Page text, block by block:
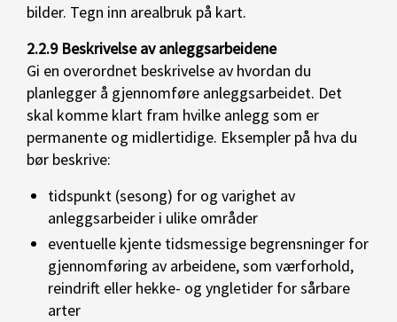
bilder. Tegn inn arealbruk på kart.
2.2.9 Beskrivelse av anleggsarbeidene
Gi en overordnet beskrivelse av hvordan du
planlegger å gjennomføre anleggsarbeidet. Det
skal komme klart fram hvilke anlegg som er
permanente og midlertidige. Eksempler på hva du
bør beskrive:
tidspunkt (sesong) for og varighet av
anleggsarbeider i ulike områder
eventuelle kjente tidsmessige begrensninger for
gjennomføring av arbeidene, som værforhold,
reindrift eller hekke- og yngletider for sårbare
arter